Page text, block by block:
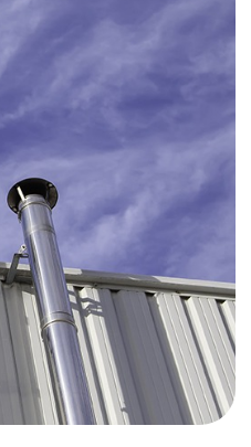
À quel moment
Quel jour
lundi mardi